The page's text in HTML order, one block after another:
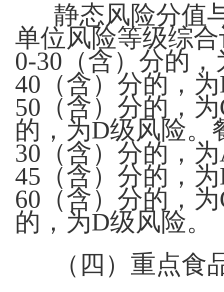
静态风险分值
单位风险等级综
0-30（含）分的
40（含）分的，
50（含）分的，
的，为D级风险。
30（含）分的，
45（含）分的，
60（含）分的，
的，为D级风险。
（四）重点